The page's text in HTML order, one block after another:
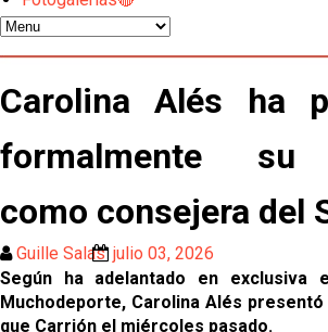
oferta de 420 millones por el club
El Sevilla mueve ficha por Robbie
Los contratiempos para García
gestión de un inválido Consejo
Atlético y Getafe agitan el mercado
Carolina Alés ha
formalmente su
como consejera del
Guille Salas julio 03, 2026
Según ha adelantado en exclusiva
Muchodeporte, Carolina Alés presentó
que Carrión el miércoles pasado.